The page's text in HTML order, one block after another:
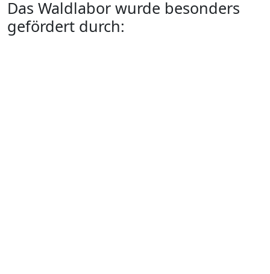
Das Waldlabor wurde besonders
gefördert durch: